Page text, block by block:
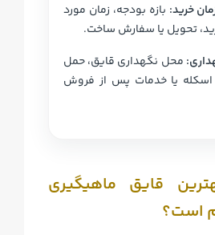
خرید: بازه بودجه، زمان مورد
تحویل یا سفارش ساخت.
محل نگهداری قایق، حمل
اسکله یا خدمات پس از فروش
قایق ماهیگیری
است؟